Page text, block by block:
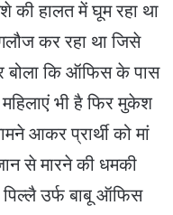
की हालत में घूम रहा था
कर रहा था जिसे
कि ऑफिस के पास
भी है फिर मुकेश
आकर प्रार्थी को मां
से मारने की धमकी
उर्फ बाबू ऑफिस